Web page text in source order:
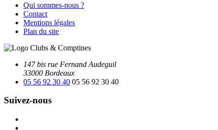
Qui sommes-nous ?
Contact
Mentions légales
Plan du site
147 bis rue Fernand Audeguil
33000 Bordeaux
05 56 92 30 40 05 56 92 30 40
Suivez-nous